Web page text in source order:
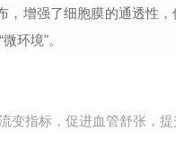
，增强了细胞膜的通透性，
环境"。
变指标，促进血管舒张，提